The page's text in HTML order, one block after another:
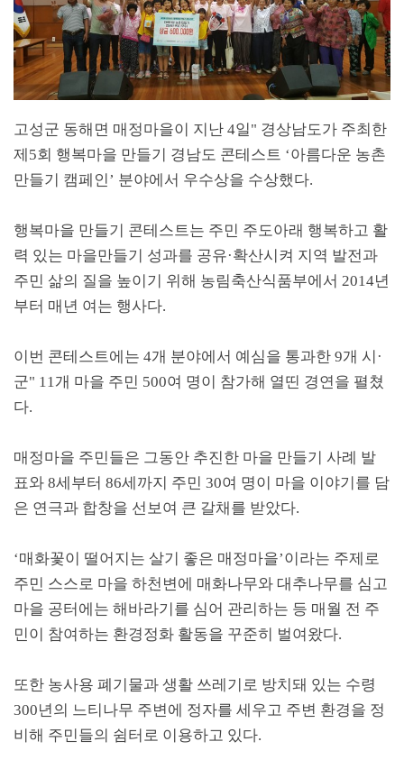
고성군 동해면 매정마을이 지난 4일" 경상남도가 주최한
제 5회 행복마을 만들기 경남도 콘테스트 ‘아름다운 농촌
만들기 캠페인’ 분야에서 우수상을 수상했다.
행복마을 만들기 콘테스트는 주민 주도아래 행복하고 활
력 있는 마을만들기 성과를 공유·확산시켜 지역 발전과
주민 삶의 질을 높이기 위해 농림축산식품부에서 2014년
부터 매년 여는 행사다.
이번 콘테스트에는 4개 분야에서 예심을 통과한 9개 시 ·
군" 11개 마을 주민 500여 명이 참가해 열띤 경연을 펼쳤
다.
매정마을 주민들은 그동안 추진한 마을 만들기 사례 발
표와 8세부터 86세까지 주민 30여 명이 마을 이야기를 담
은 연극과 합창을 선보여 큰 갈채를 받았다.
‘매화꽃이 떨어지는 살기 좋은 매정마을’이라는 주제로
주민 스스로 마을 하천변에 매화나무와 대추나무를 심고
마을 공터에는 해바라기를 심어 관리하는 등 매월 전 주
민이 참여하는 환경정화 활동을 꾸준히 벌여왔다.
또한 농사용 폐기물과 생활 쓰레기로 방치돼 있는 수령
300년의 느티나무 주변에 정자를 세우고 주변 환경을 정
비해 주민들의 쉼터로 이용하고 있다.